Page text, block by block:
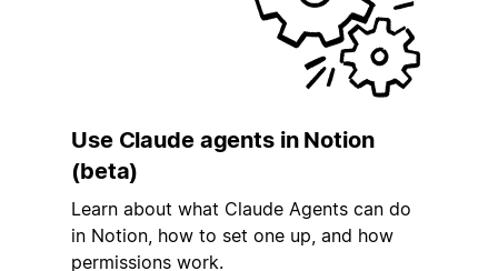
Use Claude agents in Notion
(beta)
Learn about what Claude Agents can do
in Notion, how to set one up, and how
permissions work.